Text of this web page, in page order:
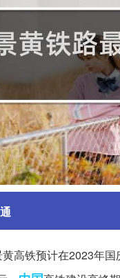
高铁预计在2023年